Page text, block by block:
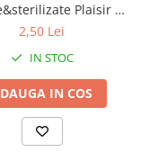
carne de pui
deshidratat
integrală,
miscanthus
carne
Plaisir -
pui&ficat 100g
2,50 Lei
IN STOC
IN COS